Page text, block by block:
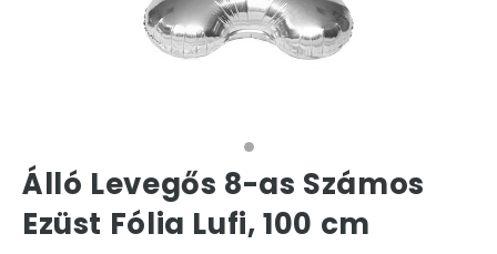
Álló Levegős 8-as Számos
Ezüst Fólia Lufi, 100 cm